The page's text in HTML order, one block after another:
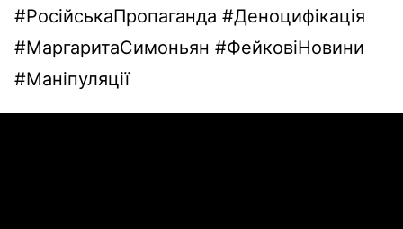
#РосійськаПропаганда #Деноцифікація
#МаргаритаСимоньян #ФейковіНовини
#Маніпуляції